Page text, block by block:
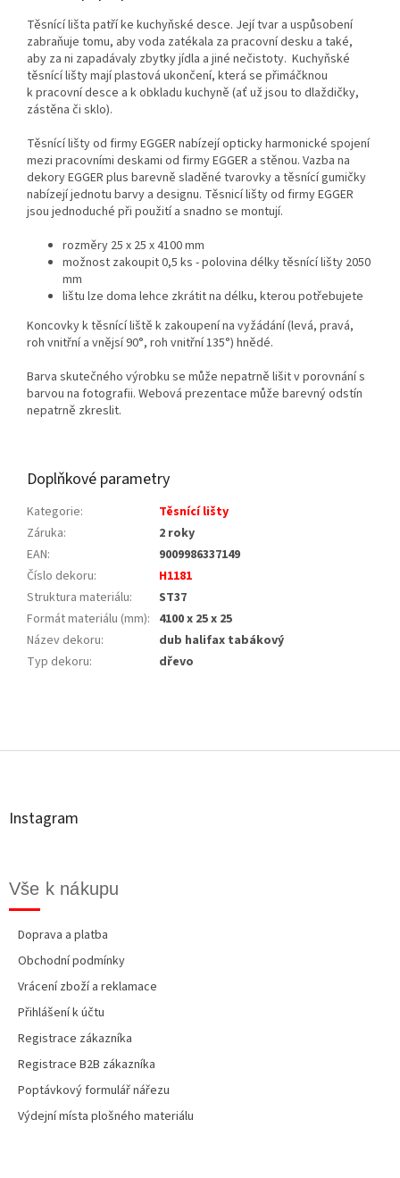
Těsnící lišta patří ke kuchyňské desce. Její tvar a uspůsobení
zabraňuje tomu, aby voda zatékala za pracovní desku a také,
aby za ni zapadávaly zbytky jídla a jiné nečistoty. Kuchyňské
těsnící lišty mají plastová ukončení, která se přimáčknou
k pracovní desce a k obkladu kuchyně (ať už jsou to dlaždičky,
zástěna či sklo).
Těsnící lišty od firmy EGGER nabízejí opticky harmonické spojení
mezi pracovními deskami od firmy EGGER a stěnou. Vazba na
dekory EGGER plus barevně sladěné tvarovky a těsnící gumičky
nabízejí jednotu barvy a designu. Těsnicí lišty od firmy EGGER
jsou jednoduché při použití a snadno se montují.
rozměry 25 x 25 x 4100 mm
možnost zakoupit 0,5 ks - polovina délky těsnící lišty 2050
mm
lištu lze doma lehce zkrátit na délku, kterou potřebujete
Koncovky k těsnící liště k zakoupení na vyžádání (levá, pravá,
roh vnitřní a vnějsí 90°, roh vnitřní 135°) hnědé.
Barva skutečného výrobku se může nepatrně lišit v porovnání s
barvou na fotografii. Webová prezentace může barevný odstín
nepatrně zkreslit.
Doplňkové parametry
Kategorie:
Těsnící lišty
Záruka:
2 roky
EAN:
9009986337149
Číslo dekoru:
H1181
Struktura materiálu:
ST37
Formát materiálu (mm): 4100 x 25 x 25
Název dekoru:
dub halifax tabákový
Typ dekoru: dřevo
á
Instagram
Vše k nákupu
Doprava a platba
Obchodní podmínky
Vrácení zboží a reklamace
Přihlášení k účtu
Registrace zákazníka
Registrace B2B zákazníka
Poptávkový formulář nářezu
Výdejní místa plošného materiálu